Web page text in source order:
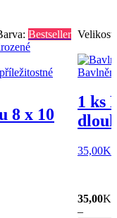
Bestseller
8 x 10
1 ks
35,00Kč
35,00
–